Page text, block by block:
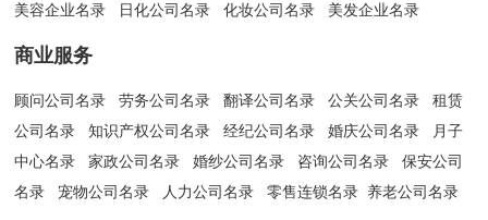
美容企业名录 日化公司名录 化妆公司名录 美发企业名录
商业服务
顾问公司名录 劳务公司名录 翻译公司名录 公关公司名录
租赁
公司名录
知识产权公司名录 经纪公司名录 婚庆公司名录
月子
中心名录
家政公司名录 婚纱公司名录 咨询公司名录
保安公司
名录
宠物公司名录 人力公司名录 零售连锁名录 养老公司名录